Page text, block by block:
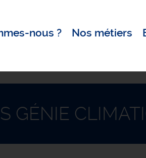
nous ? Nos métiers
GÉNIE